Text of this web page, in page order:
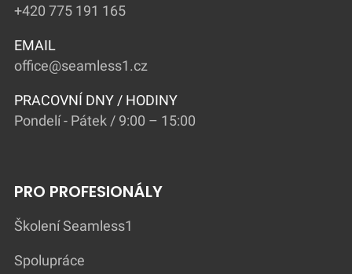
+420 775 191 165
EMAIL
office@seamless1.cz
PRACOVNÍ DNY / HODINY
Pondelí - Pátek / 9:00 – 15:00
PRO PROFESIONÁLY
Školení Seamless1
Spolupráce